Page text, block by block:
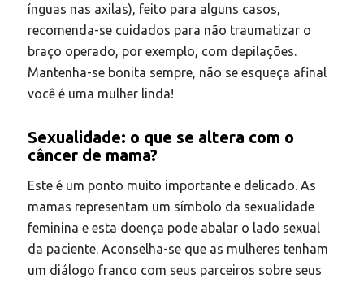
ínguas nas axilas), feito para alguns casos,
recomenda-se cuidados para não traumatizar o
braço operado, por exemplo, com depilações.
Mantenha-se bonita sempre, não se esqueça afinal
você é uma mulher linda!
Sexualidade: o que se altera com o
câncer de mama?
Este é um ponto muito importante e delicado. As
mamas representam um símbolo da sexualidade
feminina e esta doença pode abalar o lado sexual
da paciente. Aconselha-se que as mulheres tenham
um diálogo franco com seus parceiros sobre seus